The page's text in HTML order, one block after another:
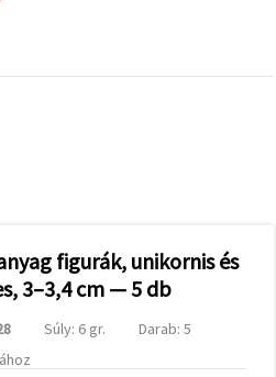
figurák, unikornis és
3–3,4 cm — 5 db
Súly: 6 gr.
Darab: 5